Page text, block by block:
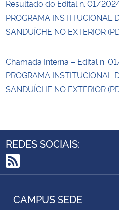
Resultado do Edital n. 01/
PROGRAMA INSTITUCIONAL
SANDUÍCHE NO EXTERIOR
Chamada Interna – Edital n.
PROGRAMA INSTITUCIONAL
SANDUÍCHE NO EXTERIOR
REDES SOCIAIS:
RSS
CAMPUS SEDE